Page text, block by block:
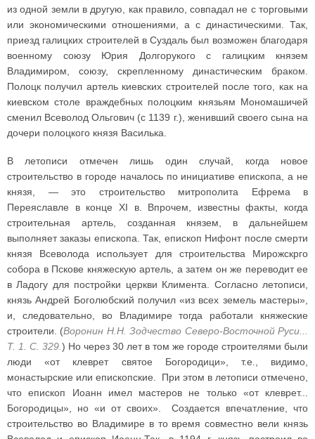
из одной земли в другую, как правило, совпадал не с торговыми
или экономическими отношениями, а с династическими. Так,
приезд галицких строителей в Суздаль был возможен благодаря
военному союзу Юрия Долгорукого с галицким князем
Владимиром, союзу, скрепленному династическим браком.
Полоцк получил артель киевских строителей после того, как на
киевском столе враждебных полоцким князьям Мономашичей
сменил Всеволод Ольгович (с 1139 г.), женивший своего сына на
дочери полоцкого князя Василька.
В летописи отмечен лишь один случай, когда новое
строительство в городе началось по инициативе епископа, а не
князя, — это строительство митрополита Ефрема в
Переяславле в конце XI в. Впрочем, известны факты, когда
строительная артель, созданная князем, в дальнейшем
выполняет заказы епископа. Так, епископ Нифонт после смерти
князя Всеволода использует для строительства Мирожскрго
собора в Пскове княжескую артель, а затем он же переводит ее
в Ладогу для постройки церкви Климента. Согласно летописи,
князь Андрей Боголюбский получил «из всех земель мастеры»,
и, следовательно, во Владимире тогда работали княжеские
строители. (Воронин Н.Н. Зодчество Северо-Восточной Руси...
Т. 1. С. 329. ) Но через 30 лет в том же городе строителями были
люди «от клеврет святое Богородици», т.е., видимо,
монастырские или епископские. При этом в летописи отмечено,
что епископ Иоанн имел мастеров не только «от клеврет...
Богородицы», но «и от своих». Создается впечатление, что
строительство во Владимире в то время совместно вели князь